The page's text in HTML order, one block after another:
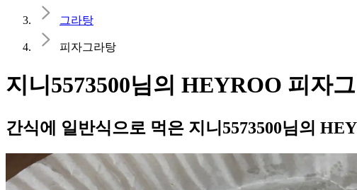
그라탕
피자그라탕
지니5573500님의 HEYROO 피자
간식에 일반식으로 먹은 지니5573500님의